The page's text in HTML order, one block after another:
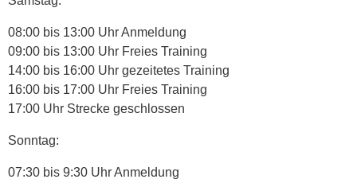
08:00 bis 13:00 Uhr Anmeldung
09:00 bis 13:00 Uhr Freies Training
14:00 bis 16:00 Uhr gezeitetes Training
16:00 bis 17:00 Uhr Freies Training
17:00 Uhr Strecke geschlossen
Sonntag:
07:30 bis 9:30 Uhr Anmeldung